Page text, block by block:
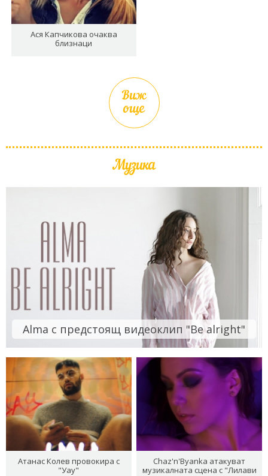
Ася Капчикова очаква
близнаци
Виж
още
Музика
Alma с предстоящ видеоклип "Be alright"
Атанас Колев провокира с
"Уау"
Chaz'n'Byanka атакуват
музикалната сцена с "Лилави